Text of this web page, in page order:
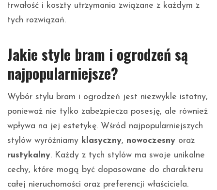
trwałość i koszty utrzymania związane z każdym z
tych rozwiązań.
Jakie style bram i ogrodzeń są
najpopularniejsze?
Wybór stylu bram i ogrodzeń jest niezwykle istotny,
ponieważ nie tylko zabezpiecza posesję, ale również
wpływa na jej estetykę. Wśród najpopularniejszych
stylów wyróżniamy klasyczny, nowoczesny oraz
rustykalny. Każdy z tych stylów ma swoje unikalne
cechy, które mogą być dopasowane do charakteru
całej nieruchomości oraz preferencji właściciela.